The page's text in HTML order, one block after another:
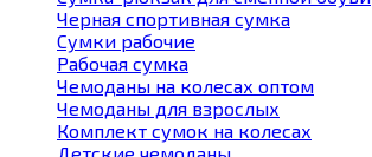
Черная спортивная сумка
Сумки рабочие
Рабочая сумка
Чемоданы на колесах оптом
Чемоданы для взрослых
Комплект сумок на колесах